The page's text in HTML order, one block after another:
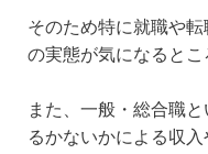
そのため特に就職や
の実態が気になるとこ
また、一般・総合職
るかないかによる収